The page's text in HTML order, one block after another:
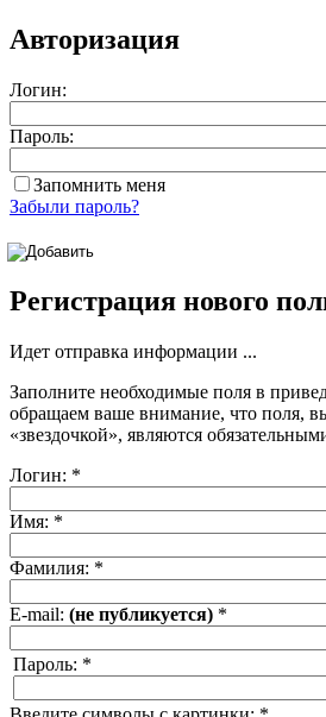
Авторизация
Логин:
Пароль:
Запомнить меня
Забыли пароль?
Регистрация нового
Идет отправка информации ...
Заполните необходимые поля в
обращаем ваше внимание, что поля,
«звездочкой», являются
Логин: *
Имя: *
Фамилия: *
E-mail: (не публикуется) *
Пароль: *